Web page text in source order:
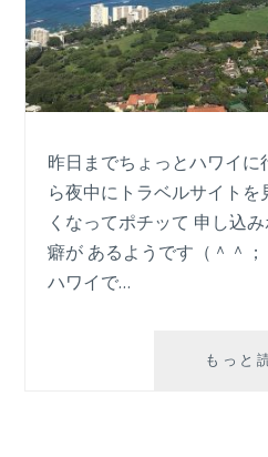
昨日までちょっとハワイ
ら夜中にトラベルサイトを
くなってポチッて 申し込
癖が あるようです（＾＾
ハワイで…
もっと